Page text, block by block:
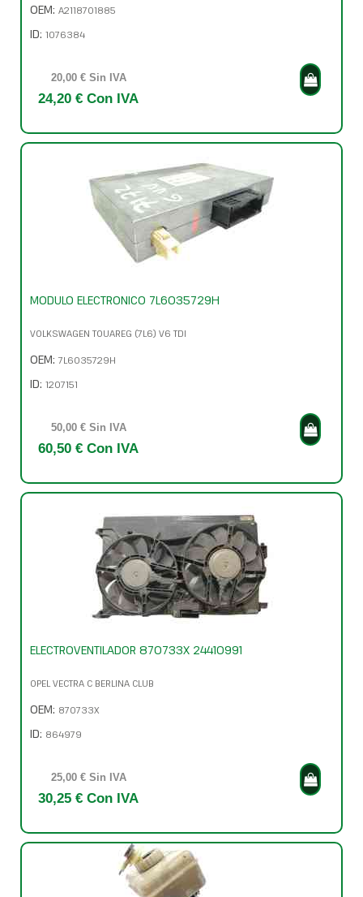
OEM: A2118701885
ID: 1076384
20,00 € Sin IVA
24,20 € Con IVA
MODULO ELECTRONICO 7L6035729H
VOLKSWAGEN TOUAREG (7L6) V6 TDI
OEM: 7L6035729H
ID: 1207151
50,00 € Sin IVA
60,50 € Con IVA
ELECTROVENTILADOR 870733X 24410991
OPEL VECTRA C BERLINA CLUB
OEM: 870733X
ID: 864979
25,00 € Sin IVA
30,25 € Con IVA